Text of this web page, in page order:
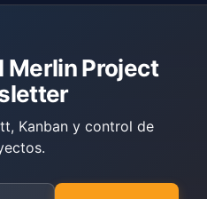
Merlin Project
Kanban y control de